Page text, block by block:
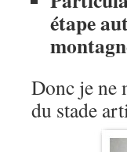
étape
Donc je ne
du stade